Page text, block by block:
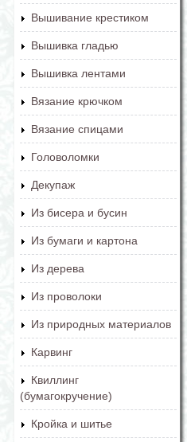
Вышивание крестиком
Вышивка гладью
Вышивка лентами
Вязание крючком
Вязание спицами
Головоломки
Декупаж
Из бисера и бусин
Из бумаги и картона
Из дерева
Из проволоки
Из природных материалов
Карвинг
Квиллинг
(бумагокручение)
Кройка и шитье